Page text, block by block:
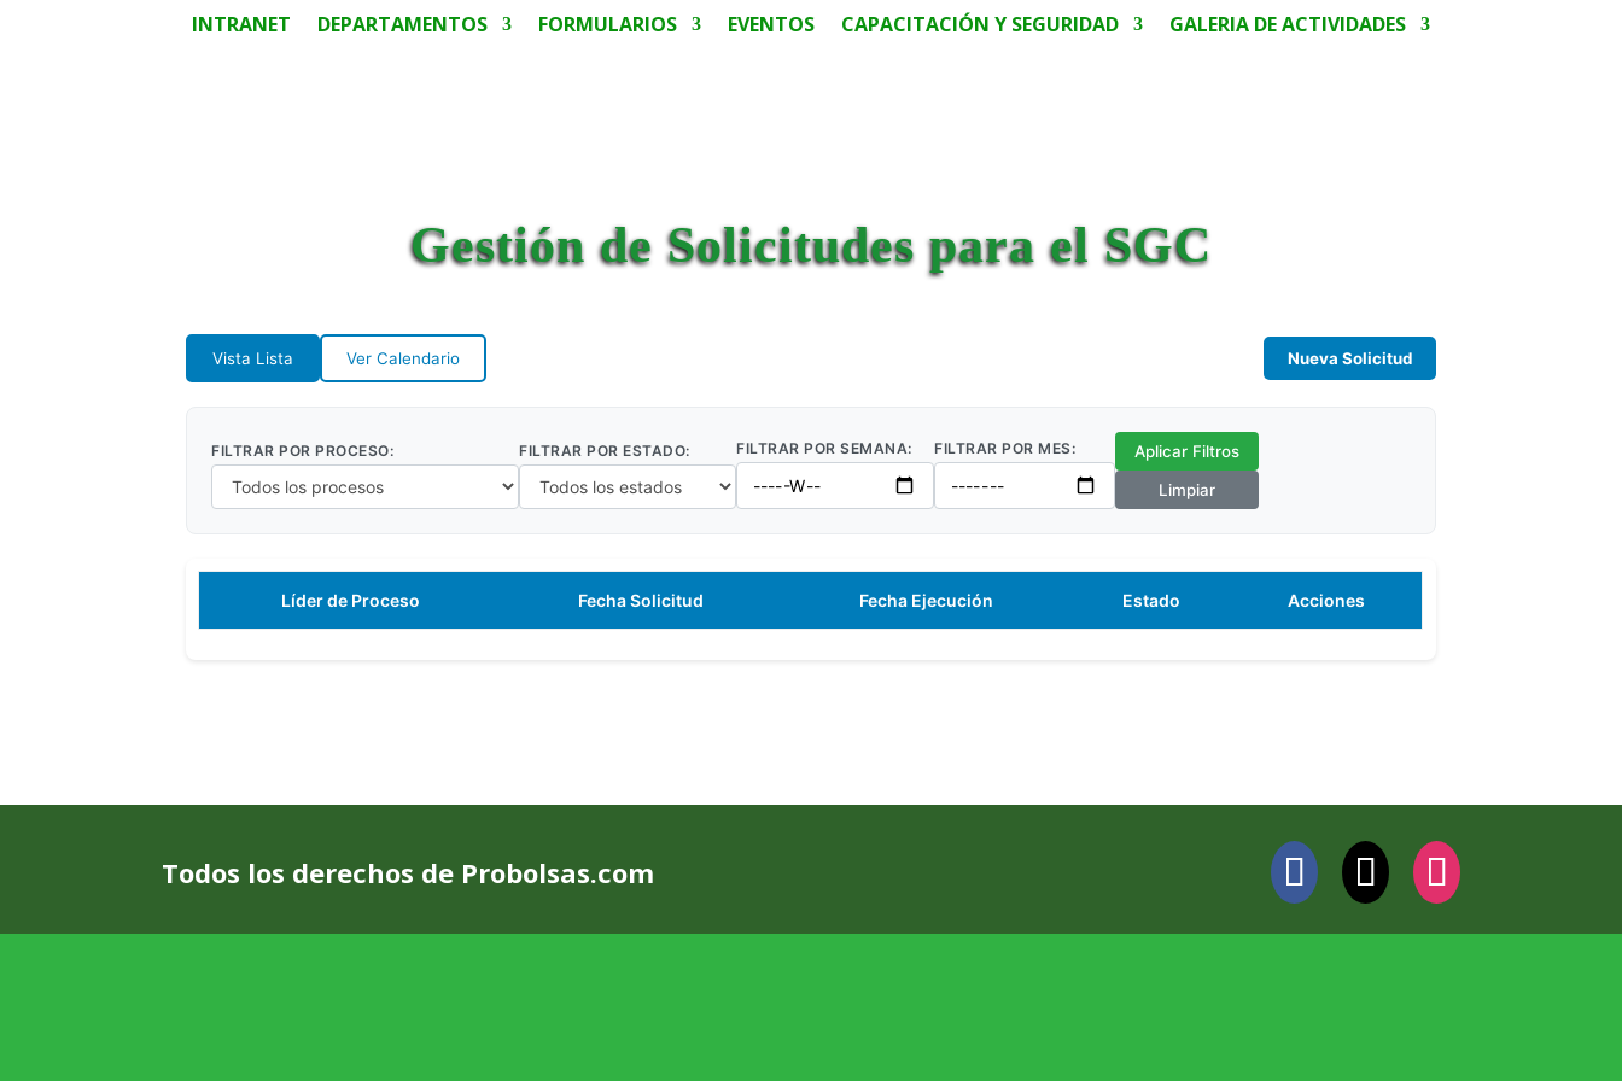
INTRANET DEPARTAMENTOS FORMULARIOS EVENTOS CAPACITACIÓN Y SEGURIDAD GALERIA DE ACTIVIDADES
Gestión de Solicitudes para el SGC
Vista Lista Ver Calendario Nueva Solicitud
FILTRAR POR PROCESO: FILTRAR POR ESTADO: FILTRAR POR SEMANA: FILTRAR POR MES:
Aplicar Filtros
Limpiar
Líder de Proceso Fecha Solicitud Fecha Ejecución Estado Acciones
Todos los derechos de Probolsas.com